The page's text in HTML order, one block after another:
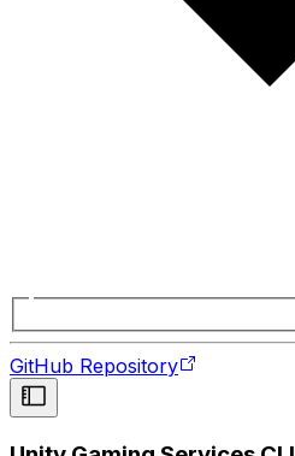
GitHub Repository